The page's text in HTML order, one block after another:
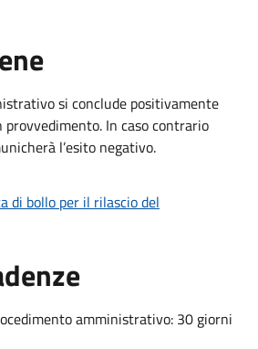
si conclude positivamente
provvedimento. In caso contrario
l’esito negativo.
di bollo per il rilascio del
amministrativo: 30 giorni